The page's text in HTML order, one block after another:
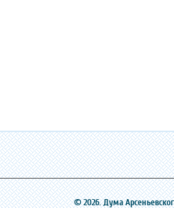
© 2026. Дума